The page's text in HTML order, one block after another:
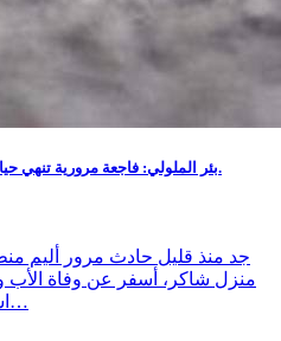
بئر الملولي: فاجعة مرورية تنهي حياة الأب والأم وتحيل الطفلة إلى الإنعاش.
جد منذ قليل حادث مرور أليم
منزل شاكر، أسفر عن وفاة الأب
استوجبت نقلها إلى قسم الإنعاش…